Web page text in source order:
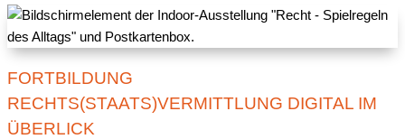
FORTBILDUNG
RECHTS(STAATS)VERMITTLUNG DIGITAL IM
ÜBERLICK